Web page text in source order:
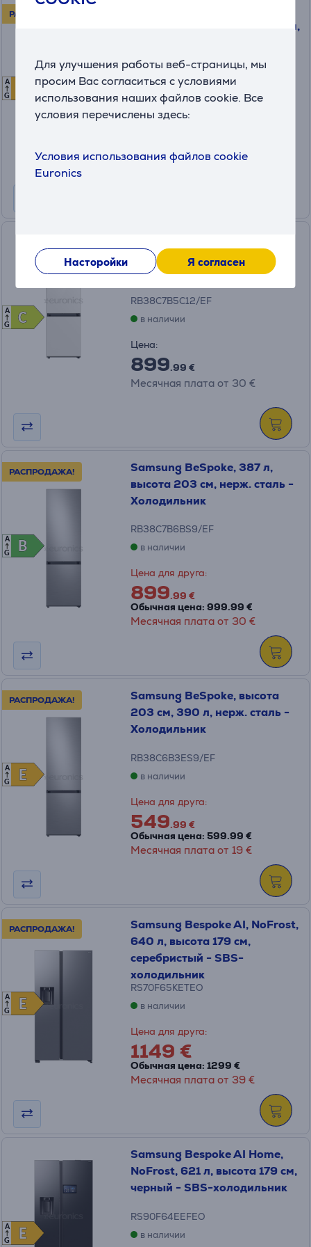
Для улучшения работы веб-страницы, мы
просим Вас согласиться с условиями
использования наших файлов cookie. Все
условия перечислены здесь:
Условия использования файлов cookie
Euronics
Насторойки Я согласен
РАСПРОДАЖА!
A
G
NoFrost, 495 л, высота 178 см,
RF50C530EB1/EO
в наличии
Цена для друга:
Обычная цена: 1099 €
Месячная плата от 33 €
C
C
A
G
высота 203 см, белый -
Холодильник
RB38C7B5C12/EF
в наличии
Цена:
899.99 €
Месячная плата от 30 €
РАСПРОДАЖА!
B
B
A
G
Samsung BeSpoke, 387 л,
высота 203 см, нерж. сталь -
Холодильник
RB38C7B6BS9/EF
в наличии
Цена для друга:
899.99 €
Обычная цена: 999.99 €
Месячная плата от 30 €
РАСПРОДАЖА!
E
E
A
G
Samsung BeSpoke, высота
203 см, 390 л, нерж. сталь -
Холодильник
RB38C6B3ES9/EF
в наличии
Цена для друга:
549.99 €
Обычная цена: 599.99 €
Месячная плата от 19 €
РАСПРОДАЖА!
E
E
A
G
Samsung Bespoke AI, NoFrost,
640 л, высота 179 см,
серебристый - SBS-
холодильник
RS70F65KETEO
в наличии
Цена для друга:
1149 €
Обычная цена: 1299 €
Месячная плата от 39 €
E
E
A
G
Samsung Bespoke AI Home,
NoFrost, 621 л, высота 179 см,
черный - SBS-холодильник
RS90F64EEFEO
в наличии